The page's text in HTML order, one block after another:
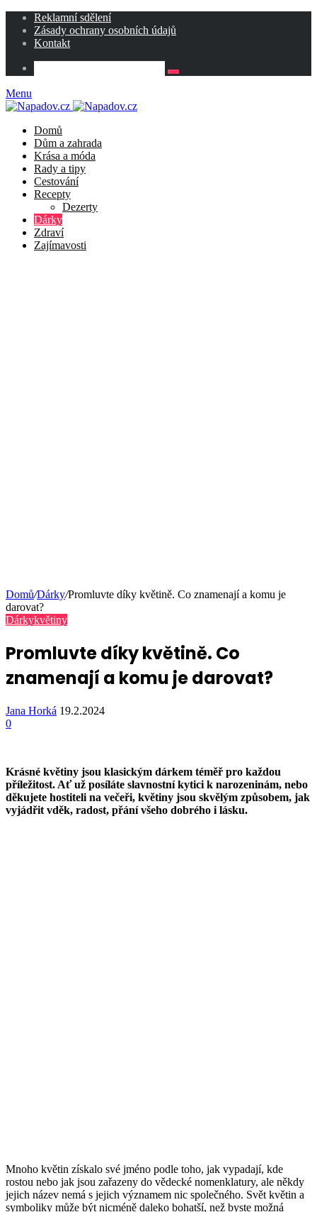
Reklamní sdělení
Zásady ochrany osobních údajů
Kontakt
Menu
Domů
Dům a zahrada
Krása a móda
Rady a tipy
Cestování
Recepty
Dezerty
Dárky
Zdraví
Zajímavosti
Domů/Dárky/Promluvte díky květině. Co znamenají a komu je
darovat?
Dárkykvětiny
Promluvte díky květině. Co
znamenají a komu je darovat?
Jana Horká 19.2.2024
0
Krásné květiny jsou klasickým dárkem téměř pro každou
příležitost. Ať už posíláte slavnostní kytici k narozeninám, nebo
děkujete hostiteli na večeři, květiny jsou skvělým způsobem, jak
vyjádřit vděk, radost, přání všeho dobrého i lásku.
Mnoho květin získalo své jméno podle toho, jak vypadají, kde
rostou nebo jak jsou zařazeny do vědecké nomenklatury, ale někdy
jejich název nemá s jejich významem nic společného. Svět květin a
symboliky může být nicméně daleko bohatší, než byste možná